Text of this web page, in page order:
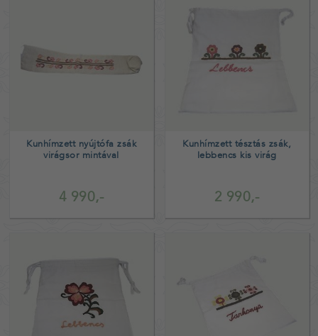
4 990,-
Kunhímzett nyújtófa zsák
virágsor mintával
2 990,-
Kunhímzett tésztás zsák,
lebbencs kis virág